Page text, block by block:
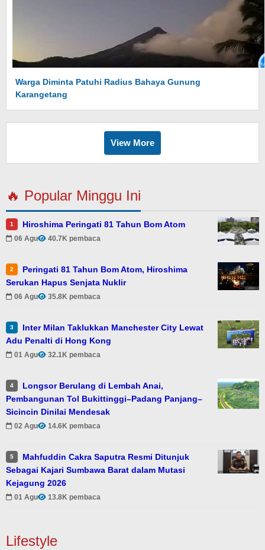
Warga Diminta Patuhi Radius Bahaya Gunung
Karangetang
View More
🔥 Popular Minggu Ini
1 Hiroshima Peringati 81 Tahun Bom Atom
06 Agu 40.7K pembaca
2
Peringati 81 Tahun Bom Atom, Hiroshima
Serukan Hapus Senjata Nuklir
06 Agu 35.8K pembaca
3
Inter Milan Taklukkan Manchester City Lewat
Adu Penalti di Hong Kong
01 Agu 32.1K pembaca
4
Longsor Berulang di Lembah Anai,
Pembangunan Tol Bukittinggi–Padang Panjang–
Sicincin Dinilai Mendesak
02 Agu 14.6K pembaca
5
Mahfuddin Cakra Saputra Resmi Ditunjuk
Sebagai Kajari Sumbawa Barat dalam Mutasi
Kejagung 2026
01 Agu 13.8K pembaca
Lifestyle